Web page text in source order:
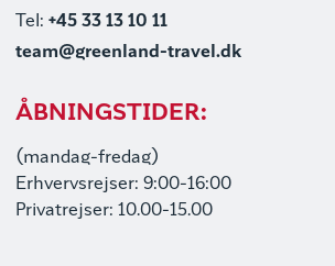
Tel: +45 33 13 10 11
team@greenland-travel.dk
ÅBNINGSTIDER:
(mandag-fredag)
Erhvervsrejser: 9:00-16:00
Privatrejser: 10.00-15.00